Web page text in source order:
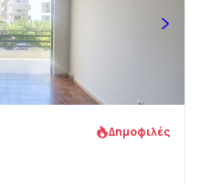
Δημοφιλές